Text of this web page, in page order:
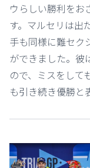
ウらしい勝利をお
す。マルセリは出
手も同様に難セク
ができました。彼
ので、ミスをして
も引き続き優勝と